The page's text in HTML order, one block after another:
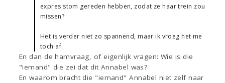
expres stom gereden hebben, zodat ze haar trein zou
missen?
Het is verder niet zo spannend, maar ik vroeg het me
toch af.
En dan de hamvraag, of eigenlijk vragen: Wie is die
"iemand" die zei dat dit Annabel was?
En waarom bracht die "iemand" Annabel niet zelf naar